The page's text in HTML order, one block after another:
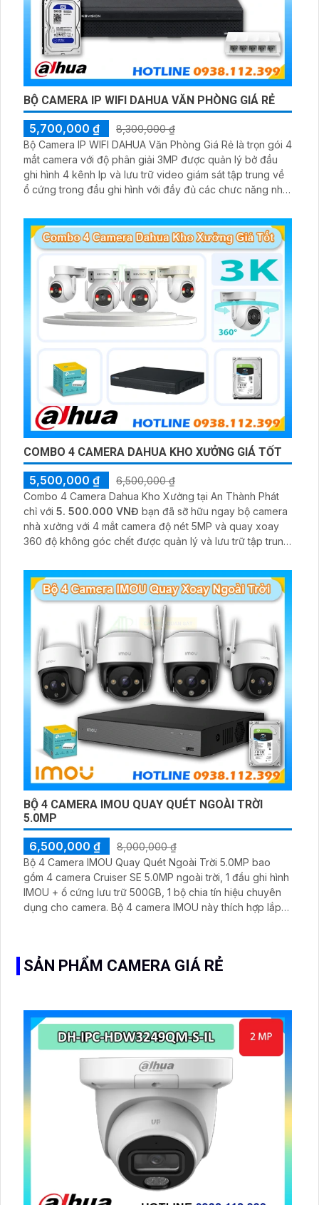
BỘ CAMERA IP WIFI DAHUA VĂN PHÒNG GIÁ RẺ
5,700,000 ₫
8,300,000 ₫
Bộ Camera IP WIFI DAHUA Văn Phòng Giá Rẻ là trọn gói 4
mắt camera với độ phân giải 3MP được quản lý bở đầu
ghi hình 4 kênh Ip và lưu trữ video giám sát tập trung về
ổ cứng trong đầu ghi hình với đầy đủ các chưc năng như
giám sát có màu vào ban đêm
COMBO 4 CAMERA DAHUA KHO XƯỞNG GIÁ TỐT
5,500,000 ₫
6,500,000 ₫
Combo 4 Camera Dahua Kho Xưởng tại An Thành Phát
chỉ với 5. 500.000 VNĐ bạn đã sỡ hữu ngay bộ camera
nhà xưởng với 4 mắt camera độ nét 5MP và quay xoay
360 độ không góc chết được quản lý và lưu trữ tập trung
BỘ 4 CAMERA IMOU QUAY QUÉT NGOÀI TRỜI
5.0MP
6,500,000 ₫
8,000,000 ₫
Bộ 4 Camera IMOU Quay Quét Ngoài Trời 5.0MP bao
gồm 4 camera Cruiser SE 5.0MP ngoài trời, 1 đầu ghi hình
IMOU + ổ cứng lưu trữ 500GB, 1 bộ chia tín hiệu chuyên
dụng cho camera. Bộ 4 camera IMOU này thích hợp lắp
SẢN PHẨM CAMERA GIÁ RẺ